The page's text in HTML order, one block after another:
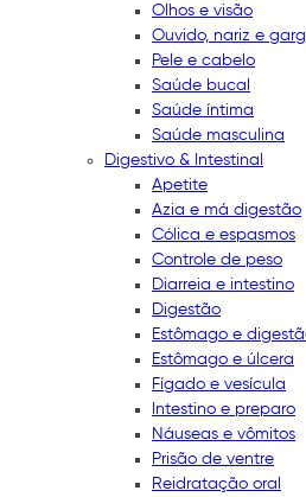
Olhos e visão
Ouvido, nariz e
Pele e cabelo
Saúde bucal
Saúde íntima
Saúde masculina
Digestivo & Intestinal
Apetite
Azia e má digestão
Cólica e espasmos
Controle de peso
Diarreia e intestino
Digestão
Estômago e
Estômago e úlcera
Fígado e vesícula
Intestino e preparo
Náuseas e vômitos
Prisão de ventre
Reidratação oral